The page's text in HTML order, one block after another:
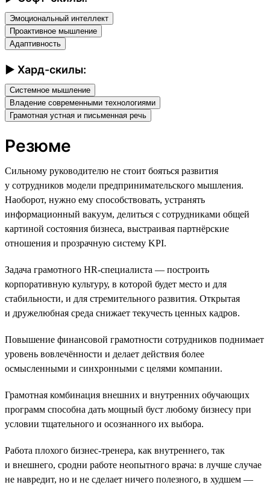
Эмоциональный интеллект
Проактивное мышление
Адаптивность
► Хард-скилы:
Системное мышление
Владение современными технологиями
Грамотная устная и письменная речь
Резюме
Сильному руководителю не стоит бояться развития
у сотрудников модели предпринимательского мышления.
Наоборот, нужно ему способствовать, устранять
информационный вакуум, делиться с сотрудниками общей
картиной состояния бизнеса, выстраивая партнёрские
отношения и прозрачную систему KPI.
Задача грамотного HR-специалиста — построить
корпоративную культуру, в которой будет место и для
стабильности, и для стремительного развития. Открытая
и дружелюбная среда снижает текучесть ценных кадров.
Повышение финансовой грамотности сотрудников поднимает
уровень вовлечённости и делает действия более
осмысленными и синхронными с целями компании.
Грамотная комбинация внешних и внутренних обучающих
программ способна дать мощный буст любому бизнесу при
условии тщательного и осознанного их выбора.
Работа плохого бизнес-тренера, как внутреннего, так
и внешнего, сродни работе неопытного врача: в лучше случае
не навредит, но и не сделает ничего полезного, в худшем —